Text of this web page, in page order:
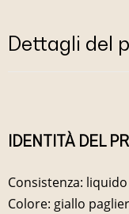
Dettagli del
IDENTITÀ DEL
Consistenza: liquido
Colore: giallo